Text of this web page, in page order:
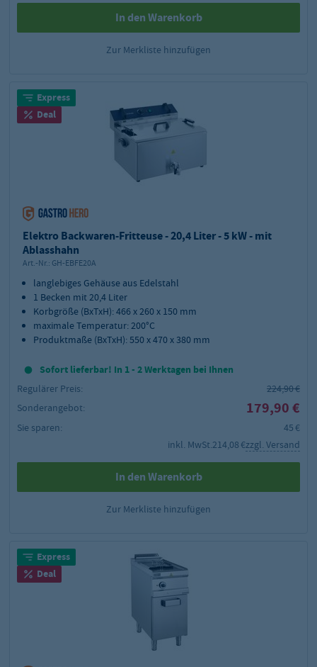
In den Warenkorb
Zur Merkliste hinzufügen
Express
Deal
Elektro Backwaren-Fritteuse - 20,4 Liter - 5 kW - mit
Ablasshahn
Art.-Nr.: GH-EBFE20A
langlebiges Gehäuse aus Edelstahl
1 Becken mit 20,4 Liter
Korbgröße (BxTxH): 466 x 260 x 150 mm
maximale Temperatur: 200°C
Produktmaße (BxTxH): 550 x 470 x 380 mm
Sofort lieferbar! In 1 - 2 Werktagen bei Ihnen
Regulärer Preis:
224,90 €
Sonderangebot:
179,90 €
Sie sparen:
45 €
inkl. MwSt.214,08 €zzgl. Versand
In den Warenkorb
Zur Merkliste hinzufügen
Express
Deal